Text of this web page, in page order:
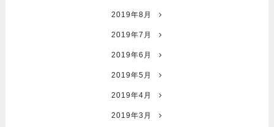
2019年8月
2019年7月
2019年6月
2019年5月
2019年4月
2019年3月